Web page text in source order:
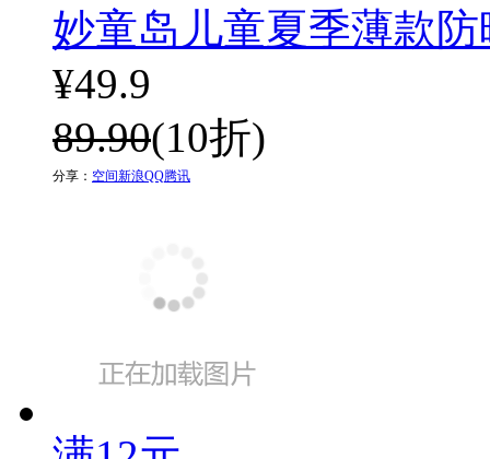
妙童岛儿童夏季薄款防
¥49.9
89.90(10折)
分享： 空间新浪QQ腾讯